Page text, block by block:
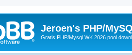
Jeroen's PHP/
Gratis PHP/Mysql WK 2026 pool